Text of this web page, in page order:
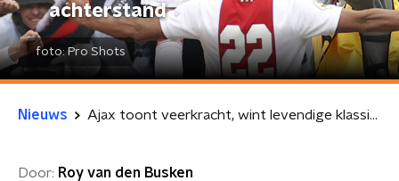
achterstand
foto:Pro Shots
Nieuws Ajax toont veerkracht, wint levendige klassieker na achterstand
Door: Roy van den Busken